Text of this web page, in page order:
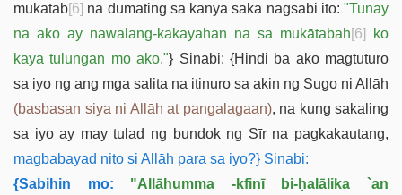
mukātab[6] na dumating sa kanya saka nagsabi ito: "Tunay
na ako ay nawalang-kakayahan na sa mukātabah[6]
ko
kaya tulungan mo ako."} Sinabi: {Hindi ba ako magtuturo
sa iyo ng ang mga salita na itinuro sa akin ng Sugo ni Allāh
(basbasan siya ni Allāh at pangalagaan), na kung sakaling
sa iyo ay may tulad ng bundok ng Ṣīr na pagkakautang,
magbabayad nito si Allāh para sa iyo?} Sinabi:
{Sabihin mo:
"Allāhumma -­kfinī bi-ḥalālika `an